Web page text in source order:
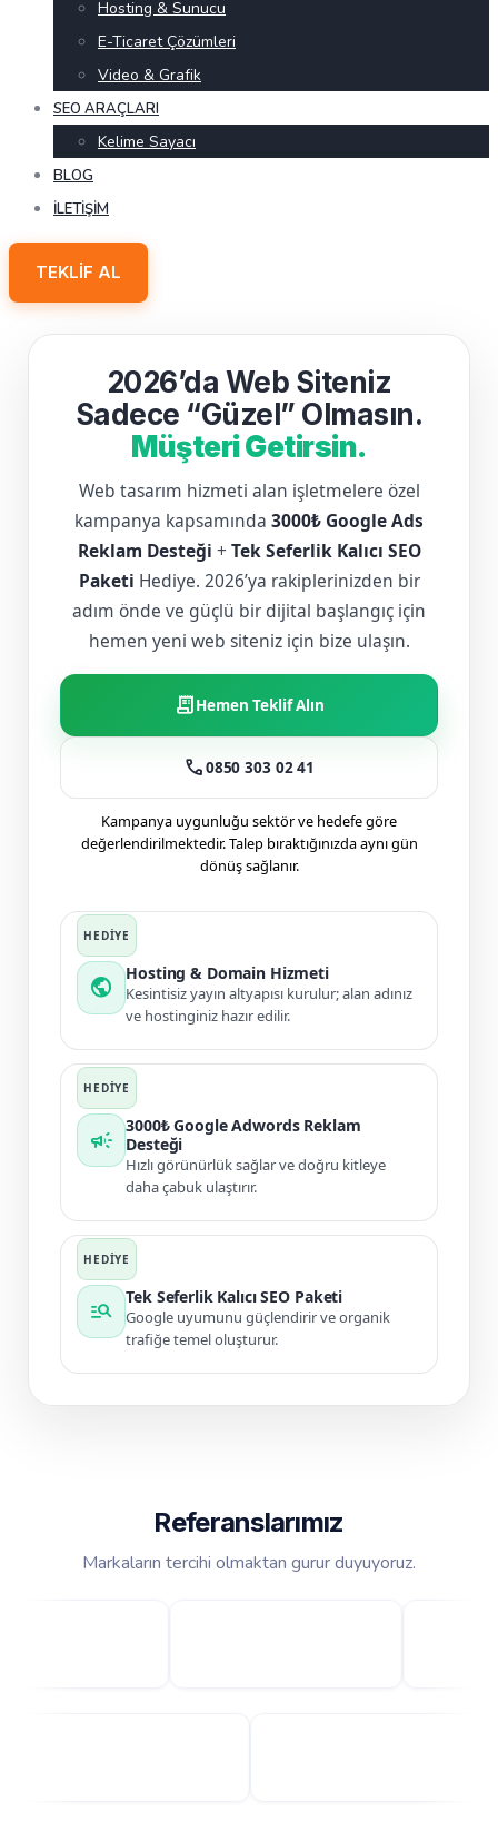
Hosting & Sunucu
E-Ticaret Çözümleri
Video & Grafik
SEO ARAÇLARI
Kelime Sayacı
BLOG
İLETIŞIM
TEKLIF AL
2026’da Web Siteniz
Sadece “Güzel” Olmasın.
Müşteri Getirsin.
Web tasarım hizmeti alan işletmelere özel
kampanya kapsamında 3000₺ Google Ads
Reklam Desteği + Tek Seferlik Kalıcı SEO
Paketi Hediye. 2026’ya rakiplerinizden bir
adım önde ve güçlü bir dijital başlangıç için
hemen yeni web siteniz için bize ulaşın.
receipt_longHemen Teklif Alın
call0850 303 02 41
Kampanya uygunluğu sektör ve hedefe göre
değerlendirilmektedir. Talep bıraktığınızda aynı gün
dönüş sağlanır.
public
Hosting & Domain Hizmeti
Kesintisiz yayın altyapısı kurulur; alan adınız
ve hostinginiz hazır edilir.
campaign
3000₺ Google Adwords Reklam
Desteği
Hızlı görünürlük sağlar ve doğru kitleye
daha çabuk ulaştırır.
manage_search
Tek Seferlik Kalıcı SEO Paketi
Google uyumunu güçlendirir ve organik
trafiğe temel oluşturur.
Referanslarımız
Markaların tercihi olmaktan gurur duyuyoruz.